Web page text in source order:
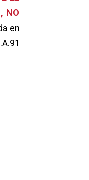
NO
en